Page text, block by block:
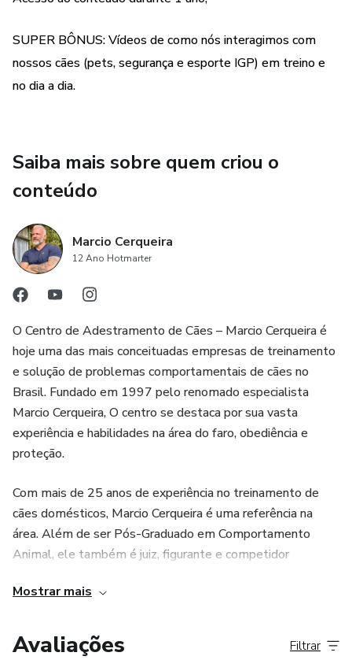
comunicar com ele em qualquer nível.
SUPER BÔNUS: Vídeos de como nós interagimos com
nossos cães (pets, segurança e esporte IGP) em treino e
no dia a dia.
Saiba mais sobre quem criou o
conteúdo
Marcio Cerqueira
12 Ano Hotmarter
O Centro de Adestramento de Cães – Marcio Cerqueira é
hoje uma das mais conceituadas empresas de treinamento
e solução de problemas comportamentais de cães no
Brasil. Fundado em 1997 pelo renomado especialista
Marcio Cerqueira, O centro se destaca por sua vasta
experiência e habilidades na área do faro, obediência e
proteção.
Com mais de 25 anos de experiência no treinamento de
cães domésticos, Marcio Cerqueira é uma referência na
área. Além de ser Pós-Graduado em Comportamento
Animal, ele também é juiz, figurante e competidor
o Campeonato Mundial dos Pastores Belga em 2017 e o
A motivação de Marcio Cerqueira para construir esse
Mostrar mais
Avaliações Filtrar